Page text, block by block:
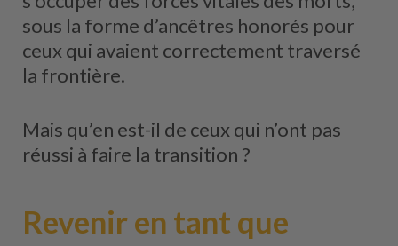
sous la forme d’ancêtres honorés pour
ceux qui avaient correctement traversé
la frontière.
Mais qu’en est-il de ceux qui n’ont pas
réussi à faire la transition ?
Revenir en tant que